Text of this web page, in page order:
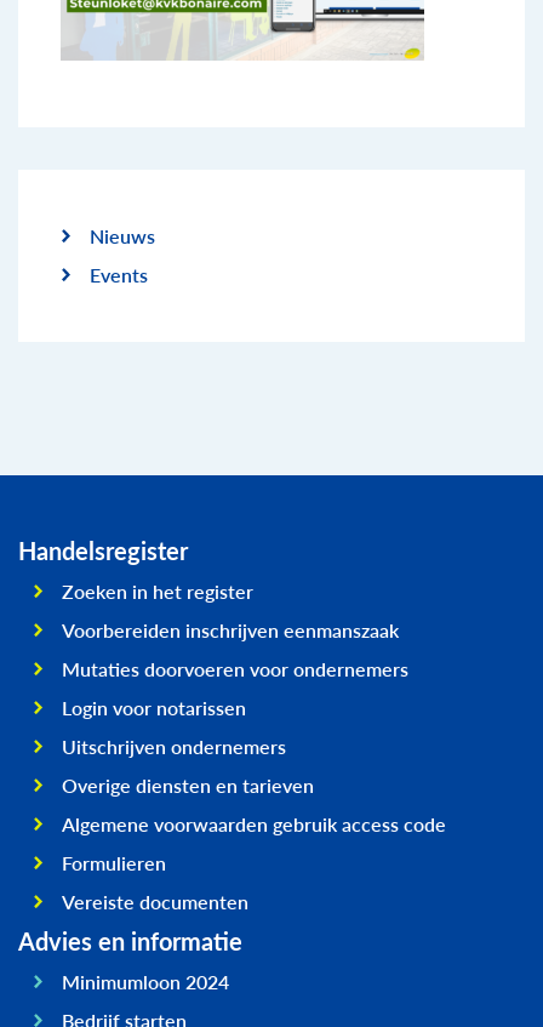
Nieuws
Events
Handelsregister
Zoeken in het register
Voorbereiden inschrijven eenmanszaak
Mutaties doorvoeren voor ondernemers
Login voor notarissen
Uitschrijven ondernemers
Overige diensten en tarieven
Algemene voorwaarden gebruik access code
Formulieren
Vereiste documenten
Advies en informatie
Minimumloon 2024
Bedrijf starten